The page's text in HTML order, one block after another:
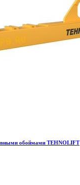
обоймами TEHNOLIFT